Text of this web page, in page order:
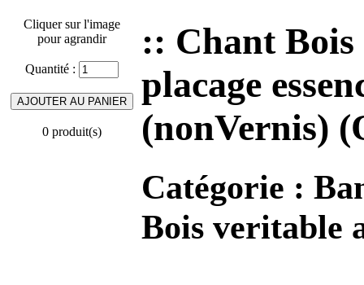
Cliquer sur l'image
pour agrandir
Quantité :
0 produit(s)
:: Chant
placage
(nonVernis)
Catégorie :
Bois veritable